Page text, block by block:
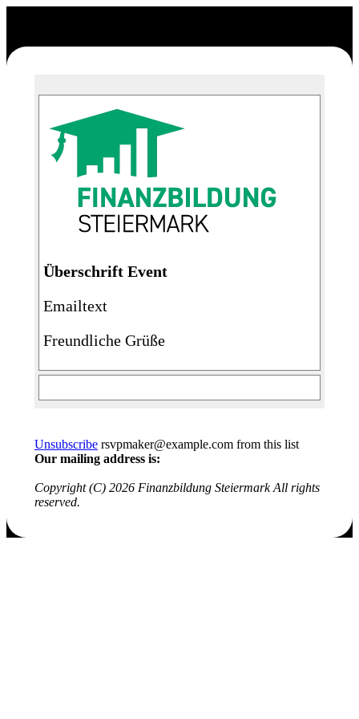
Überschrift Event
Emailtext
Freundliche Grüße
Unsubscribe rsvpmaker@example.com from this list
Our mailing address is:
Copyright (C) 2026 Finanzbildung Steiermark All rights
reserved.